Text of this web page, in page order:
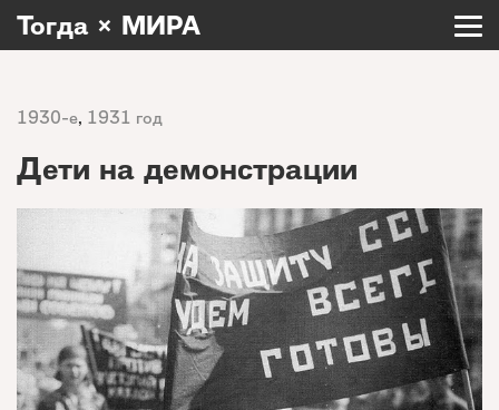
Тогда × МИРА
1930-е, 1931 год
Дети на демонстрации